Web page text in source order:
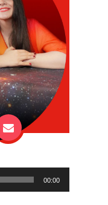
00:00